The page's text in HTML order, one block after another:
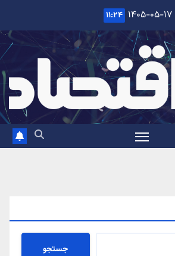
۱۴۰۵-۰۵-۱۷ ۱۱:۲۴
جستجو